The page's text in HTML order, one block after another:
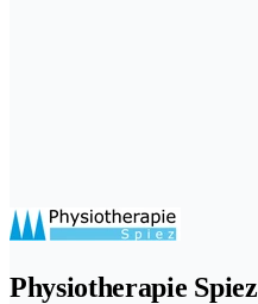
Physiotherapie Spiez